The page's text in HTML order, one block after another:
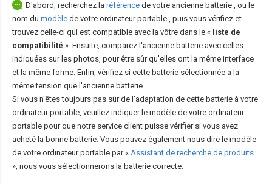
D'abord, recherchez la référence de votre ancienne batterie , ou le
nom du modèle de votre ordinateur portable , puis vous vérifiez et
trouvez celle-ci qui est compatible avec la vôtre dans le « liste de
compatibilité ». Ensuite, comparez l'ancienne batterie avec celles
indiquées sur les photos, pour être sûr qu'elles ont la même interface
et la même forme. Enfin, vérifiez si cette batterie sélectionnée a la
même tension que l'ancienne batterie.
Si vous n'êtes toujours pas sûr de l'adaptation de cette batterie à votre
ordinateur portable, veuillez indiquer le modèle de votre ordinateur
portable pour que notre service client puisse vérifier si vous avez
acheté la bonne batterie. Vous pouvez également nous dire le modèle
de votre ordinateur portable par « Assistant de recherche de produits
», nous vous sélectionnerons la batterie correcte.